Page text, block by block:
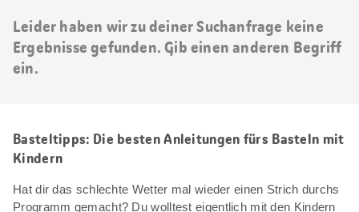
Leider haben wir zu deiner Suchanfrage keine
Ergebnisse gefunden. Gib einen anderen Begriff
ein.
Basteltipps: Die besten Anleitungen fürs Basteln mit
Kindern
Hat dir das schlechte Wetter mal wieder einen Strich durchs
Programm gemacht? Du wolltest eigentlich mit den Kindern